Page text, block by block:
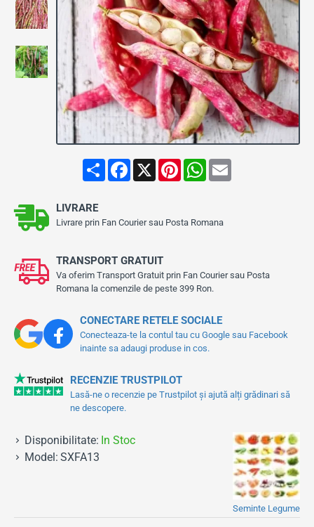
S
h
F
o
X
P
r
W
A
E
LIVRARE
Livrare prin Fan Courier sau Posta Romana
CONECTARE RETELE SOCIALE
Conecteaza-te la contul tau cu Google sau Facebook
inainte sa adaugi produse in cos.
TRANSPORT GRATUIT
Va oferim Transport Gratuit prin Fan Courier sau Posta
Romana la comenzile de peste 399 Ron.
RECENZIE TRUSTPILOT
Lasă-ne o recenzie pe Trustpilot și ajută alți grădinari să
ne descopere.
Disponibilitate: In Stoc
Model: SXFA13
Seminte Legume